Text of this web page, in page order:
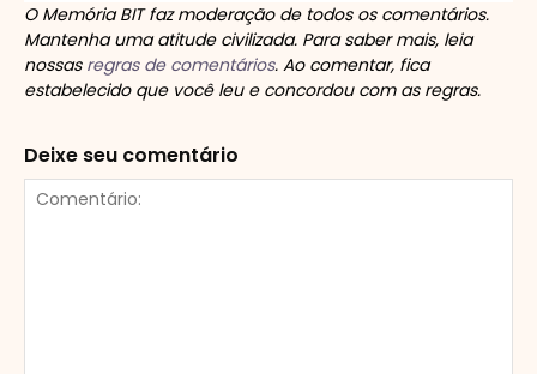
O Memória BIT faz moderação de todos os comentários.
Mantenha uma atitude civilizada. Para saber mais, leia
nossas regras de comentários. Ao comentar, fica
estabelecido que você leu e concordou com as regras.
Deixe seu comentário